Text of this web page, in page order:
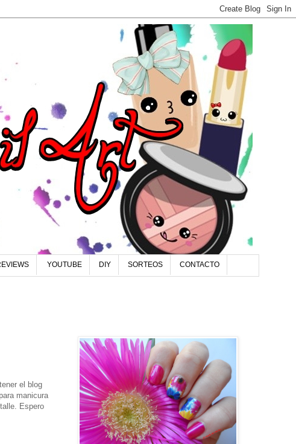
YOUTUBE DIY SORTEOS CONTACTO
el blog
manicura
Espero